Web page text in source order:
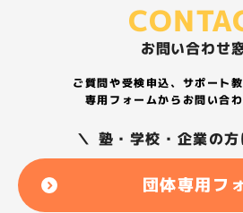
お問い合わせ
ご質問や受検申込、サポート
専用フォームからお問い合わ
＼ 塾・学校・企業の
団体専用フ